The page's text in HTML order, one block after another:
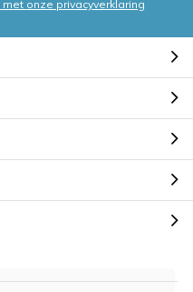
onze privacyverklaring